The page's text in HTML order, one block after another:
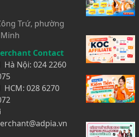
Trứ, phường
Contact
Hà Nội: 024 2260
HCM: 028 6270